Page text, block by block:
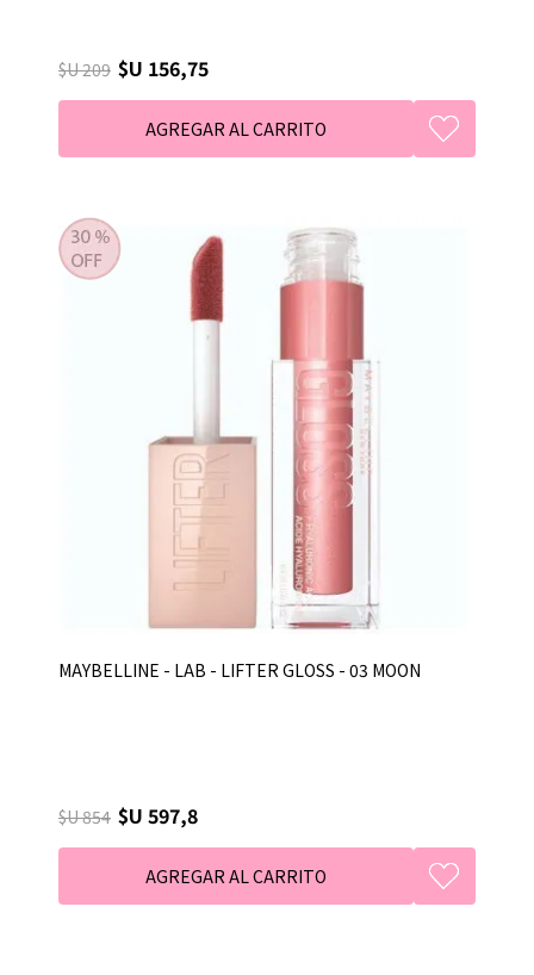
$U 209 $U 156,75
MAYBELLINE - LAB - LIFTER GLOSS - 03 MOON
$U 854 $U 597,8